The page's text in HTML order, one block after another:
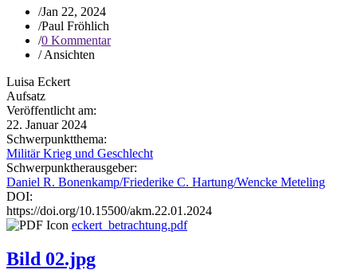
/Jan 22, 2024
/Paul Fröhlich
/0 Kommentar
/Ansichten
Luisa Eckert
Aufsatz
Veröffentlicht am:
22. Januar 2024
Schwerpunktthema:
Militär Krieg und Geschlecht
Schwerpunktherausgeber:
Daniel R. Bonenkamp/Friederike C. Hartung/Wencke Meteling
DOI:
https://doi.org/10.15500/akm.22.01.2024
eckert_betrachtung.pdf
Bild 02.jpg